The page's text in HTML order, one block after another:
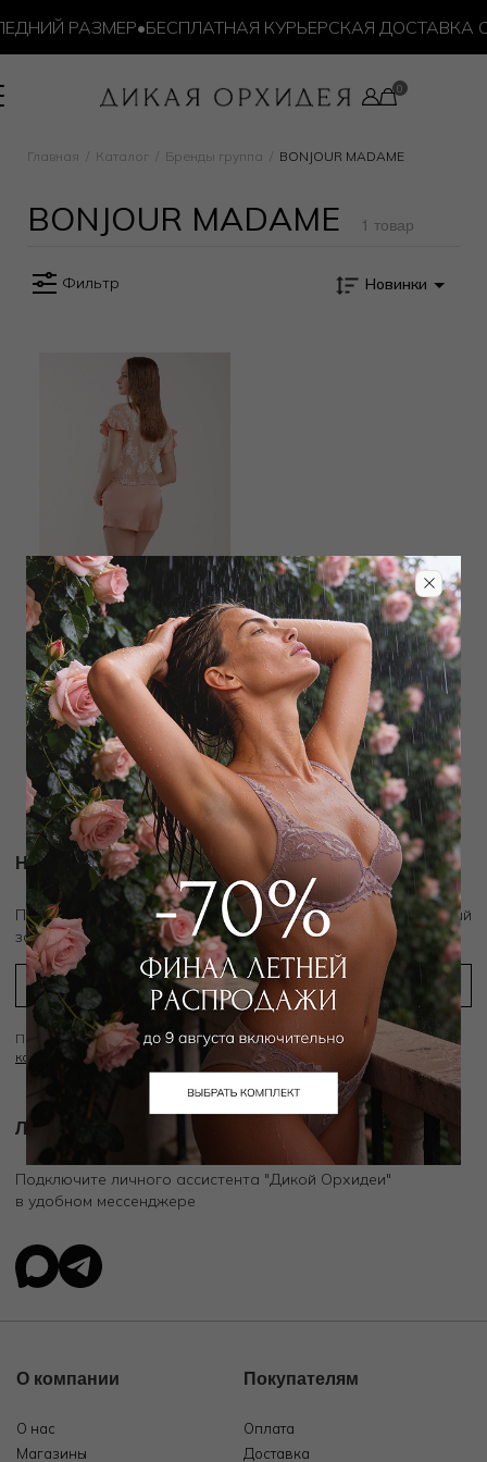
РАЗМЕР•БЕСПЛАТНАЯ КУРЬЕРСКАЯ ДОСТАВКА
Главная Каталог Бренды группа BONJOUR MADAME
BONJOUR MADAME 1 товар
Фильтр Новинки
BONJOUR MADAME
Шорты
1 800₽ 4 500
Новости и акции
Подпишитесь на рассылку и получитескидку 10% на первый
заказ
Подписываясь на рассылку вы соглашаетесь с условиями
Политики
конфиденциальности
Личный ассистент.
Подключите личного ассистента "Дикой Орхидеи"
в удобном мессенджере
О компании
О нас
Магазины
Покупателям
Оплата
Доставка